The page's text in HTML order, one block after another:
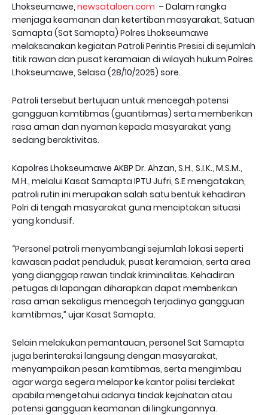
Lhokseumawe, newsataloen.com – Dalam rangka
menjaga keamanan dan ketertiban masyarakat, Satuan
Samapta (Sat Samapta) Polres Lhokseumawe
melaksanakan kegiatan Patroli Perintis Presisi di sejumlah
titik rawan dan pusat keramaian di wilayah hukum Polres
Lhokseumawe, Selasa (28/10/2025) sore.
Patroli tersebut bertujuan untuk mencegah potensi
gangguan kamtibmas (guantibmas) serta memberikan
rasa aman dan nyaman kepada masyarakat yang
sedang beraktivitas.
Kapolres Lhokseumawe AKBP Dr. Ahzan, S.H., S.I.K., M.S.M.,
M.H., melalui Kasat Samapta IPTU Jufri, S.E mengatakan,
patroli rutin ini merupakan salah satu bentuk kehadiran
Polri di tengah masyarakat guna menciptakan situasi
yang kondusif.
“Personel patroli menyambangi sejumlah lokasi seperti
kawasan padat penduduk, pusat keramaian, serta area
yang dianggap rawan tindak kriminalitas. Kehadiran
petugas di lapangan diharapkan dapat memberikan
rasa aman sekaligus mencegah terjadinya gangguan
kamtibmas,” ujar Kasat Samapta.
Selain melakukan pemantauan, personel Sat Samapta
juga berinteraksi langsung dengan masyarakat,
menyampaikan pesan kamtibmas, serta mengimbau
agar warga segera melapor ke kantor polisi terdekat
apabila mengetahui adanya tindak kejahatan atau
potensi gangguan keamanan di lingkungannya.